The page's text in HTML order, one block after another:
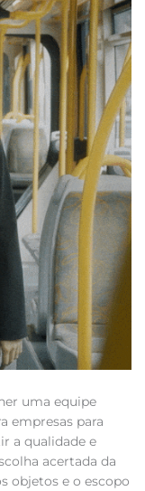
uma equipe
empresas para
a qualidade e
acertada da
objetos e o escopo